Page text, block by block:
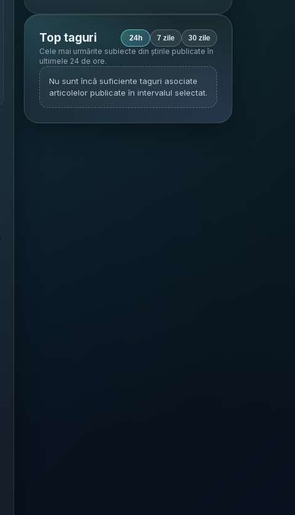
Top taguri 24h 7 zile 30 zile
Cele mai urmărite subiecte din știrile publicate în
ultimele 24 de ore.
Nu sunt încă suficiente taguri asociate
articolelor publicate în intervalul selectat.